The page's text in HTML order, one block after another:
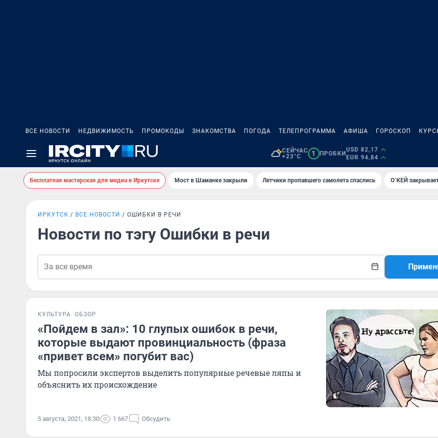
ВСЕ НОВОСТИ НЕДВИЖИМОСТЬ ПРОМОКОДЫ ЗНАКОМСТВА ПОГОДА ТЕЛЕПРОГРАММА АФИША ГОРОСКОП
СЕЙЧАС
+23°C
1 ПРОБКИ
USD 82,17
EUR 94,84
Бесплатная мастерская для медиа в Иркутске Мост в Шаманке закрыли Летчики пропавшего самолета спаслись О`КЕЙ
ИРКУТСК ВСЕ НОВОСТИ ОШИБКИ В РЕЧИ
Новости по тэгу Ошибки в речи
КУЛЬТУРА ОБЗОР
«Пойдем в зал»: 10 глупых ошибок в речи,
которые выдают провинциальность (фраза
«привет всем» погубит вас)
Мы попросили экспертов выделить популярные речевые ляпы и
объяснить их происхождение
5 августа, 2021, 18:30 1 667 Обсудить